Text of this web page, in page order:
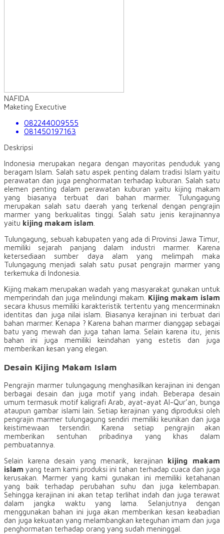
NAFIDA
Maketing Executive
082244009555
081450197163
Deskripsi
Indonesia merupakan negara dengan mayoritas penduduk yang
beragam Islam. Salah satu aspek penting dalam tradisi Islam yaitu
perawatan dan juga penghormatan terhadap kuburan. Salah satu
elemen penting dalam perawatan kuburan yaitu kijing makam
yang biasanya terbuat dari bahan marmer. Tulungagung
merupakan salah satu daerah yang terkenal dengan pengrajin
marmer yang berkualitas tinggi. Salah satu jenis kerajinannya
yaitu kijing makam islam
Tulungagung, sebuah kabupaten yang ada di Provinsi Jawa Timur,
memiliki sejarah panjang dalam industri marmer. Karena
ketersediaan sumber daya alam yang melimpah maka
Tulungagung menjadi salah satu pusat pengrajin marmer yang
terkemuka di Indonesia.
Kijing makam merupakan wadah yang masyarakat gunakan untuk
memperindah dan juga melindungi makam. Kijing makam islam
secara khusus memiliki karakteristik tertentu yang mencerminakn
identitas dan juga nilai islam. Biasanya kerajinan ini terbuat dari
bahan marmer. Kenapa ? Karena bahan marmer dianggap sebagai
batu yang mewah dan juga tahan lama. Selain karena itu, jenis
bahan ini juga memiliki keindahan yang estetis dan juga
memberikan kesan yang elegan.
Desain Kijing Makam Islam
Pengrajin marmer tulungagung menghasilkan kerajinan ini dengan
berbagai desain dan juga motif yang indah. Beberapa desain
umum termasuk motif kaligrafi Arab, ayat-ayat Al-Qur’an, bunga
ataupun gambar islami lain. Setiap kerajinan yang diproduksi oleh
pengrajin marmer tulungagung sendiri memiliki keunikan dan juga
keistimewaan tersendiri. Karena setiap pengrajin akan
memberikan sentuhan pribadinya yang khas dalam
pembuatannya.
Selain karena desain yang menarik, kerajinan kijing makam
islam yang team kami produksi ini tahan terhadap cuaca dan juga
kerusakan. Marmer yang kami gunakan ini memiliki ketahanan
yang baik terhadap perubahan suhu dan juga kelembapan.
Sehingga kerajinan ini akan tetap terlihat indah dan juga terawat
dalam jangka waktu yang lama. Selanjutnya dengan
menggunakan bahan ini juga akan memberikan kesan keabadian
dan juga kekuatan yang melambangkan keteguhan imam dan juga
penghormatan terhadap orang yang sudah meninggal.